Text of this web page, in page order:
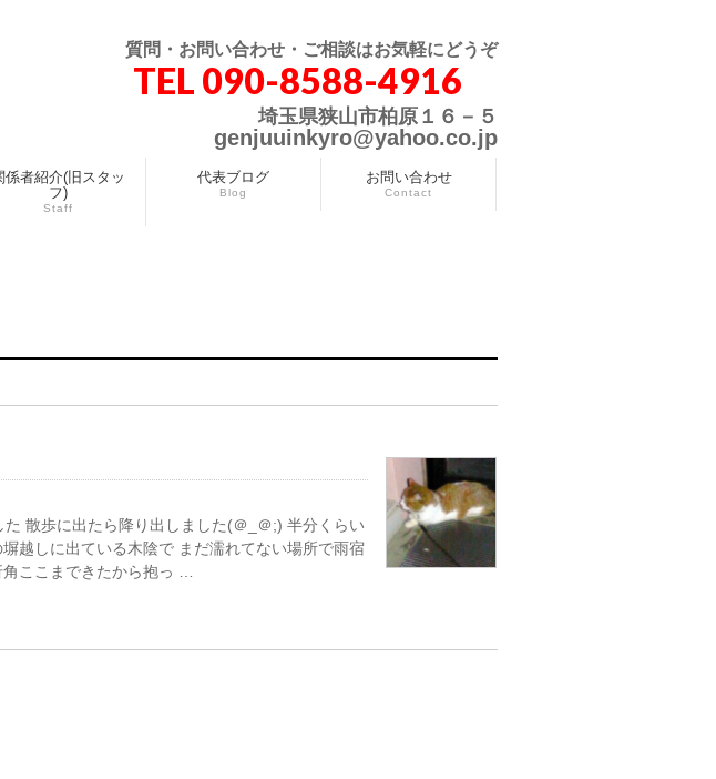
質問・お問い合わせ・ご相談はお気軽にどうぞ
TEL 090-8588-4916
埼玉県狭山市柏原１６－５
genjuuinkyro@yahoo.co.jp
係者紹介(旧スタッ
フ)
Staff
代表ブログ
Blog
お問い合わせ
Contact
散歩に出たら降り出しました(＠_＠;) 半分くらい
越しに出ている木陰で まだ濡れてない場所で雨宿
ここまできたから抱っ …